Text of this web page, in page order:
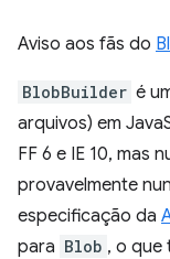
Aviso aos fãs do
BlobBuilder é
arquivos) em
FF 6 e IE 10, mas
provavelmente
especificação da
para Blob , o que